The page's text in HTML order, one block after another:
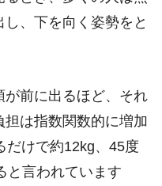
、下を向く姿勢をと
が前に出るほど、それ
は指数関数的に増加
だけで約12kg、45度
と言われています